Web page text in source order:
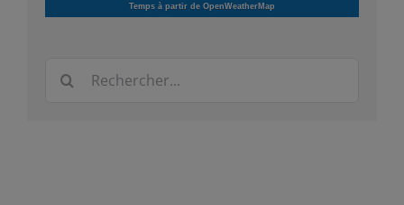
Temps à partir de OpenWeatherMap